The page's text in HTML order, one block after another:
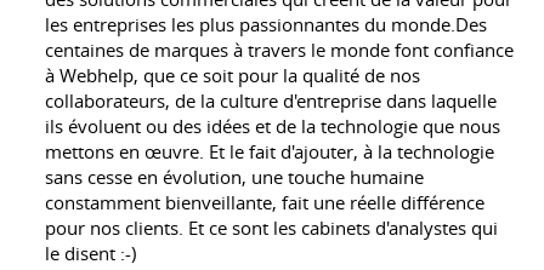
les entreprises les plus passionnantes du monde.Des
centaines de marques à travers le monde font confiance
à Webhelp, que ce soit pour la qualité de nos
collaborateurs, de la culture d'entreprise dans laquelle
ils évoluent ou des idées et de la technologie que nous
mettons en œuvre. Et le fait d'ajouter, à la technologie
sans cesse en évolution, une touche humaine
constamment bienveillante, fait une réelle différence
pour nos clients. Et ce sont les cabinets d'analystes qui
le disent :-)